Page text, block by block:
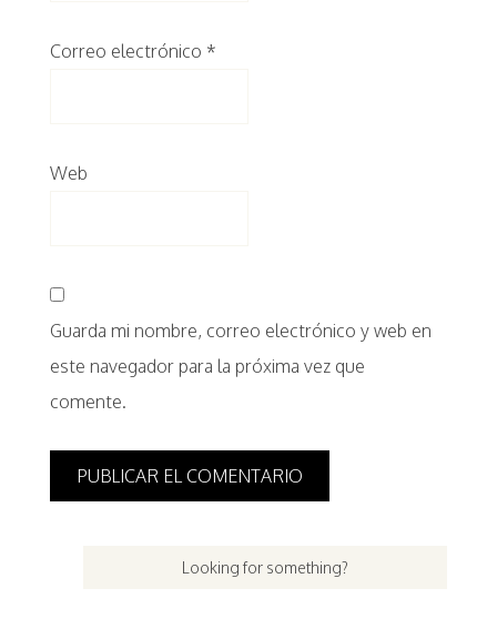
Correo electrónico *
Web
Guarda mi nombre, correo electrónico y web en
este navegador para la próxima vez que
comente.